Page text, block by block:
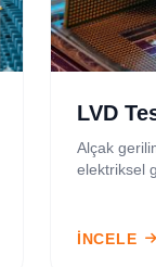
LVD
Alçak
elektriksel
İNCELE